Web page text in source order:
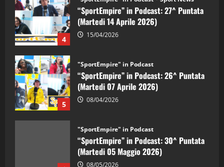
4
“SportEmpire” in Podcast: 27^ Puntata
(Martedi 14 Aprile 2026)
15/04/2026
5
“SportEmpire” in Podcast: 26^ Puntata
(Martedi 07 Aprile 2026)
08/04/2026
1
“SportEmpire” in Podcast: 30^ Puntata
(Martedi 05 Maggio 2026)
08/05/2026